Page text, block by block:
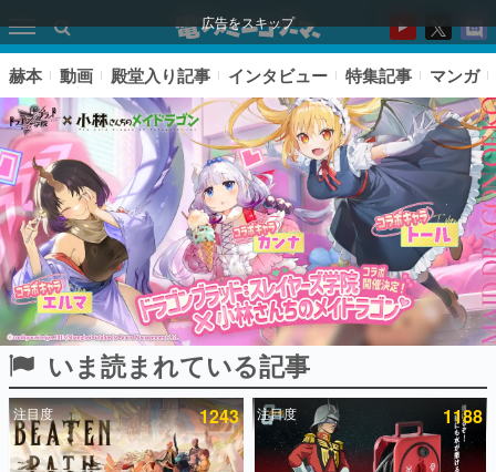
広告をスキップ
ピックアップ
電ファミのいま読まれている記事ランキング
赫本 動画 殿堂入り記事 インタビュー 特集記事 マンガ
いま読まれている記事
注目度 1243 注目度 1188